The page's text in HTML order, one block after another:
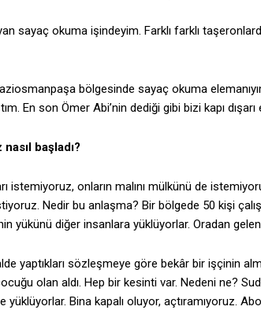
sayaç okuma işindeyim. Farklı farklı
bölgesinde sayaç okuma
En son Ömer Abi’nin dediği gibi bizi kapı dışarı
başladı?
istemiyoruz, onların malını mülkünü de
Nedir bu anlaşma? Bir bölgede 50 kişi
yükünü diğer insanlara yüklüyorlar. Oradan
yaptıkları sözleşmeye göre bekâr bir işçinin
olan aldı. Hep bir kesinti var. Nedeni ne?
yüklüyorlar. Bina kapalı oluyor, açtıramıyoruz.